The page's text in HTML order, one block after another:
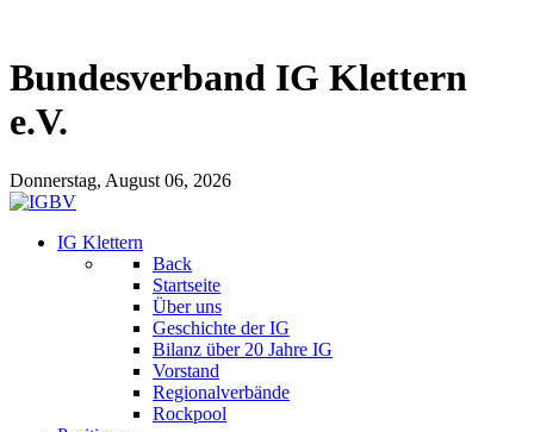
Bundesverband IG Klettern
e.V.
Donnerstag, August 06, 2026
IG Klettern
Back
Startseite
Über uns
Geschichte der IG
Bilanz über 20 Jahre IG
Vorstand
Regionalverbände
Rockpool